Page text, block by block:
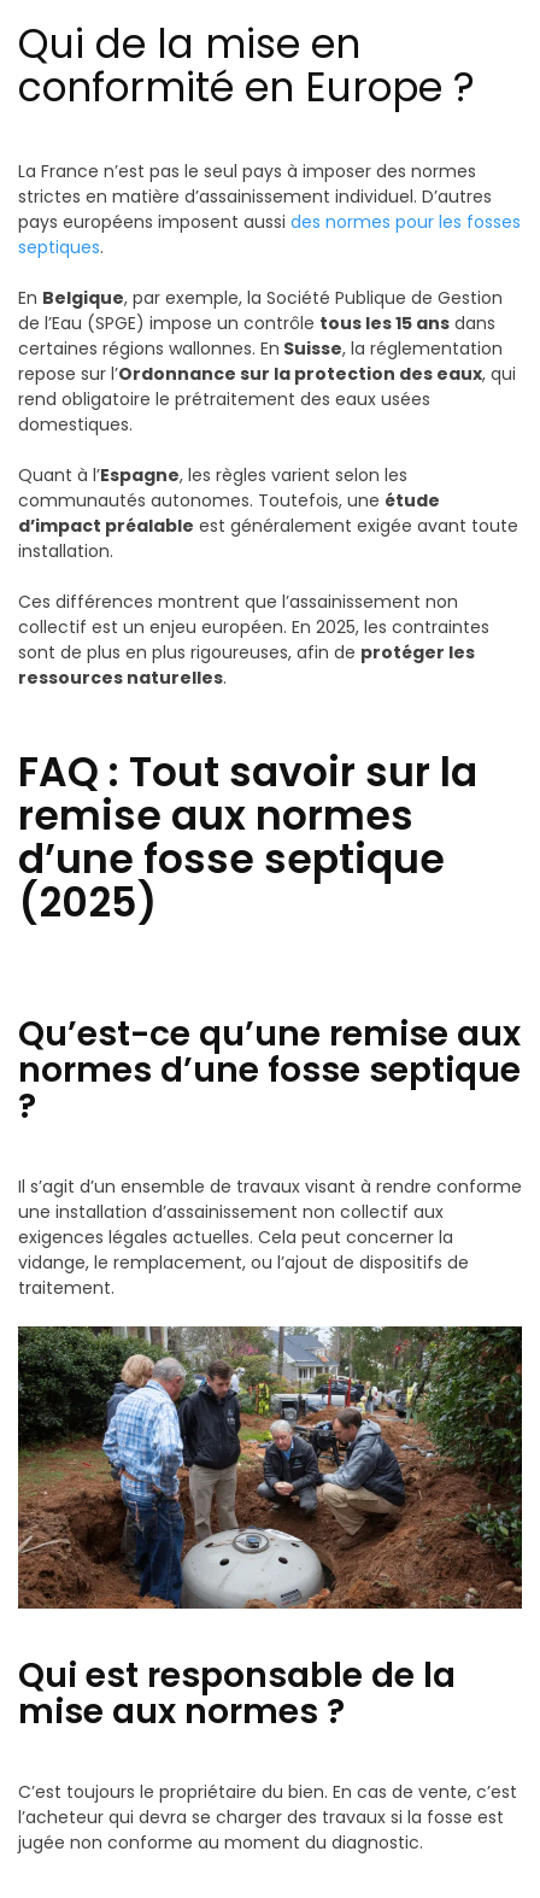
Qui de la mise en
conformité en Europe ?
La France n’est pas le seul pays à imposer des normes
strictes en matière d’assainissement individuel. D’autres
pays européens imposent aussi des normes pour les fosses
septiques.
En Belgique, par exemple, la Société Publique de Gestion
de l’Eau (SPGE) impose un contrôle tous les 15 ans dans
certaines régions wallonnes. En Suisse, la réglementation
repose sur l’Ordonnance sur la protection des eaux, qui
rend obligatoire le prétraitement des eaux usées
domestiques.
Quant à l’Espagne, les règles varient selon les
communautés autonomes. Toutefois, une étude
d’impact préalable est généralement exigée avant toute
installation.
Ces différences montrent que l’assainissement non
collectif est un enjeu européen. En 2025, les contraintes
sont de plus en plus rigoureuses, afin de protéger les
ressources naturelles.
FAQ : Tout savoir sur la
remise aux normes
d’une fosse septique
(2025)
Qu’est-ce qu’une remise aux
normes d’une fosse septique
?
Il s’agit d’un ensemble de travaux visant à rendre conforme
une installation d’assainissement non collectif aux
exigences légales actuelles. Cela peut concerner la
vidange, le remplacement, ou l’ajout de dispositifs de
traitement.
Qui est responsable de la
mise aux normes ?
C’est toujours le propriétaire du bien. En cas de vente, c’est
l’acheteur qui devra se charger des travaux si la fosse est
jugée non conforme au moment du diagnostic.